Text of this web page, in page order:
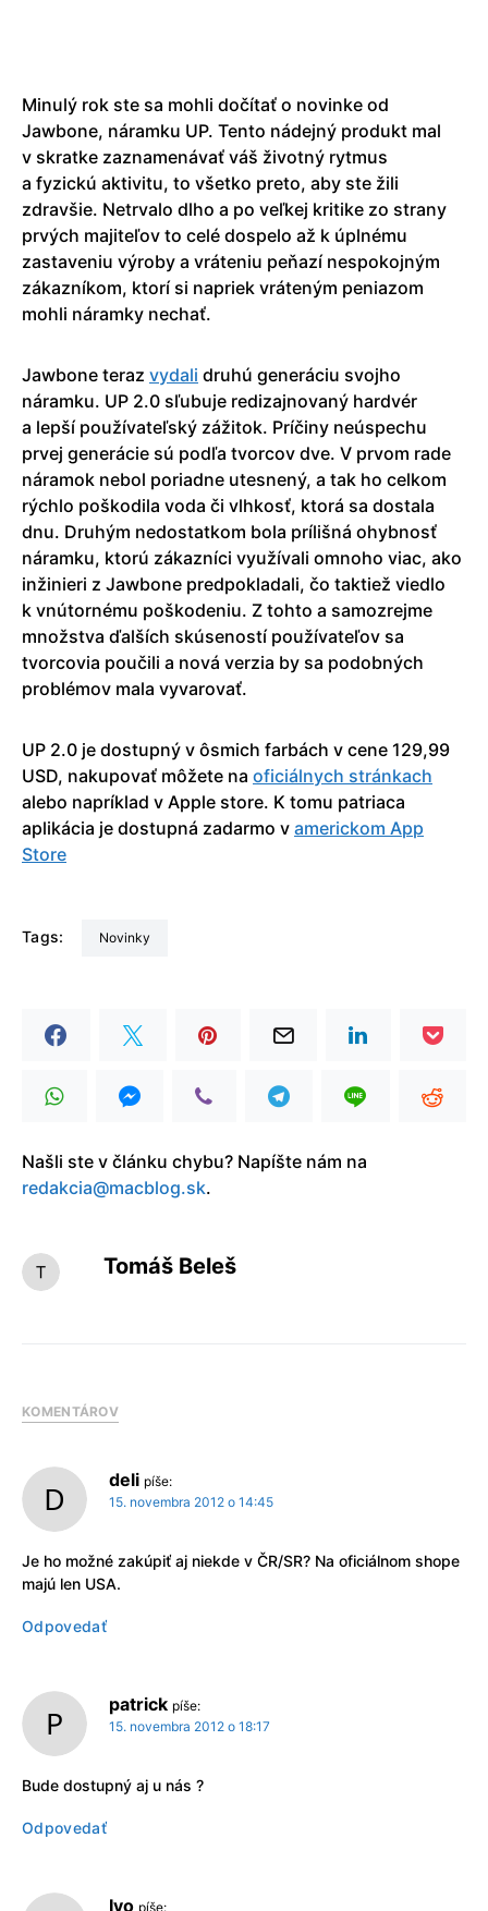
Minulý rok ste sa mohli dočítať o novinke od
Jawbone, náramku UP. Tento nádejný produkt mal
v skratke zaznamenávať váš životný rytmus
a fyzickú aktivitu, to všetko preto, aby ste žili
zdravšie. Netrvalo dlho a po veľkej kritike zo strany
prvých majiteľov to celé dospelo až k úplnému
zastaveniu výroby a vráteniu peňazí nespokojným
zákazníkom, ktorí si napriek vráteným peniazom
mohli náramky nechať.
Jawbone teraz vydali druhú generáciu svojho
náramku. UP 2.0 sľubuje redizajnovaný hardvér
a lepší používateľský zážitok. Príčiny neúspechu
prvej generácie sú podľa tvorcov dve. V prvom rade
náramok nebol poriadne utesnený, a tak ho celkom
rýchlo poškodila voda či vlhkosť, ktorá sa dostala
dnu. Druhým nedostatkom bola prílišná ohybnosť
náramku, ktorú zákazníci využívali omnoho viac, ako
inžinieri z Jawbone predpokladali, čo taktiež viedlo
k vnútornému poškodeniu. Z tohto a samozrejme
množstva ďalších skúseností používateľov sa
tvorcovia poučili a nová verzia by sa podobných
problémov mala vyvarovať.
UP 2.0 je dostupný v ôsmich farbách v cene 129,99
USD, nakupovať môžete na oficiálnych stránkach
alebo napríklad v Apple store. K tomu patriaca
aplikácia je dostupná zadarmo v americkom App
Store
Tags: Novinky
Našli ste v článku chybu? Napíšte nám na
redakcia@macblog.sk.
Tomáš Beleš
KOMENTÁROV
deli píše:
15. novembra 2012 o 14:45
Je ho možné zakúpiť aj niekde v ČR/SR? Na oficiálnom shope
majú len USA.
Odpovedať
patrick píše:
15. novembra 2012 o 18:17
Bude dostupný aj u nás ?
Odpovedať
Ivo píše: